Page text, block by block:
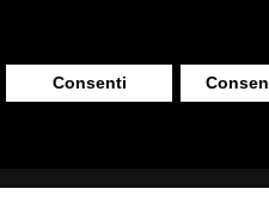
B&B ITALIA, DE
E TESSUTI
DAVIDE GROPPI